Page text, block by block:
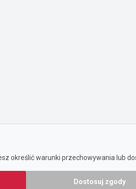
określić warunki przechowywania lub
Dostosuj zgody